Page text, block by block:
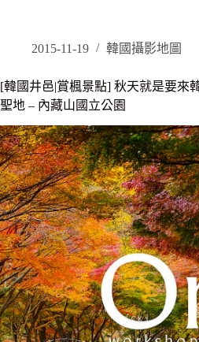
賞
景
點]
秋
天
就
是
要
來
韓
國
賞
楓!!
走
在
楓
葉
2015-11-19 韓國攝影地圖
[韓國井邑|賞楓景點] 秋天就是要來
聖地 – 內藏山國立公園